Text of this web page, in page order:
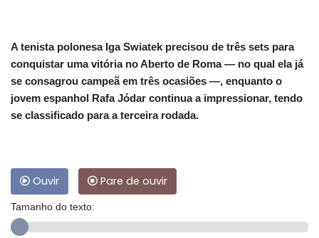
A tenista polonesa Iga Swiatek precisou de três sets para
conquistar uma vitória no Aberto de Roma — no qual ela já
se consagrou campeã em três ocasiões —, enquanto o
jovem espanhol Rafa Jódar continua a impressionar, tendo
se classificado para a terceira rodada.
Ouvir Pare de ouvir
Tamanho do texto: